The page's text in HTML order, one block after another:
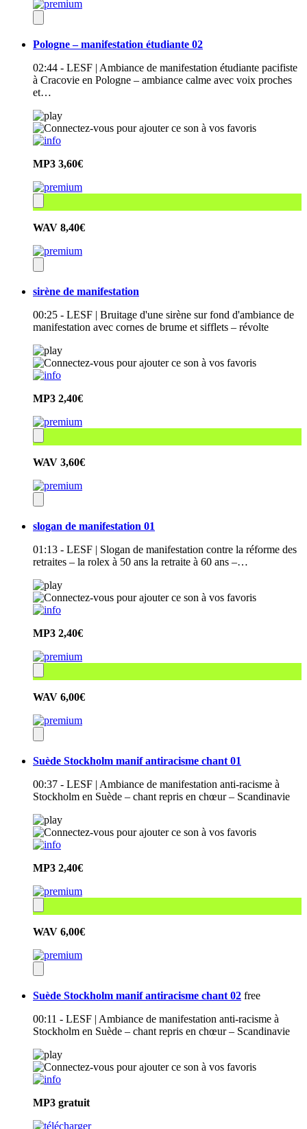
Pologne – manifestation étudiante 02
02:44 - LESF | Ambiance de manifestation étudiante pacifiste
à Cracovie en Pologne – ambiance calme avec voix proches
et…
MP3 3,60€
WAV 8,40€
sirène de manifestation
00:25 - LESF | Bruitage d'une sirène sur fond d'ambiance de
manifestation avec cornes de brume et sifflets – révolte
MP3 2,40€
WAV 3,60€
slogan de manifestation 01
01:13 - LESF | Slogan de manifestation contre la réforme des
retraites – la rolex à 50 ans la retraite à 60 ans –…
MP3 2,40€
WAV 6,00€
Suède Stockholm manif antiracisme chant 01
00:37 - LESF | Ambiance de manifestation anti-racisme à
Stockholm en Suède – chant repris en chœur – Scandinavie
MP3 2,40€
WAV 6,00€
Suède Stockholm manif antiracisme chant 02 free
00:11 - LESF | Ambiance de manifestation anti-racisme à
Stockholm en Suède – chant repris en chœur – Scandinavie
MP3 gratuit